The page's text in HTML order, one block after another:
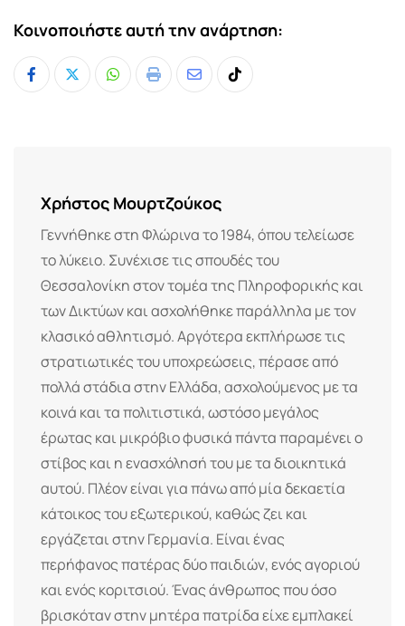
Κοινοποιήστε αυτή την ανάρτηση:
Whatsapp
Print
ShareTiktok
Χρήστος Μουρτζούκος
Γεννήθηκε στη Φλώρινα το 1984, όπου τελείωσε
το λύκειο. Συνέχισε τις σπουδές του
Θεσσαλονίκη στον τομέα της Πληροφορικής και
των Δικτύων και ασχολήθηκε παράλληλα με τον
κλασικό αθλητισμό. Αργότερα εκπλήρωσε τις
στρατιωτικές του υποχρεώσεις, πέρασε από
πολλά στάδια στην Ελλάδα, ασχολούμενος με τα
κοινά και τα πολιτιστικά, ωστόσο μεγάλος
έρωτας και μικρόβιο φυσικά πάντα παραμένει ο
στίβος και η ενασχόλησή του με τα διοικητικά
αυτού. Πλέον είναι για πάνω από μία δεκαετία
κάτοικος του εξωτερικού, καθώς ζει και
εργάζεται στην Γερμανία. Είναι ένας
περήφανος πατέρας δύο παιδιών, ενός αγοριού
και ενός κοριτσιού. Ένας άνθρωπος που όσο
βρισκόταν στην μητέρα πατρίδα είχε εμπλακεί